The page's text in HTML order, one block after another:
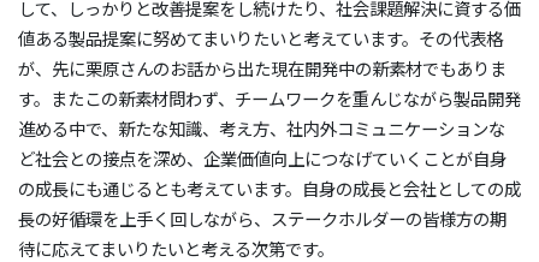
して、しっかりと改善提案をし続けたり、社会課題解決に資する価
値ある製品提案に努めてまいりたいと考えています。その代表格
が、先に栗原さんのお話から出た現在開発中の新素材でもありま
す。またこの新素材問わず、チームワークを重んじながら製品開発
進める中で、新たな知識、考え方、社内外コミュニケーションな
ど社会との接点を深め、企業価値向上につなげていくことが自身
の成長にも通じるとも考えています。自身の成長と会社としての成
長の好循環を上手く回しながら、ステークホルダーの皆様方の期
待に応えてまいりたいと考える次第です。